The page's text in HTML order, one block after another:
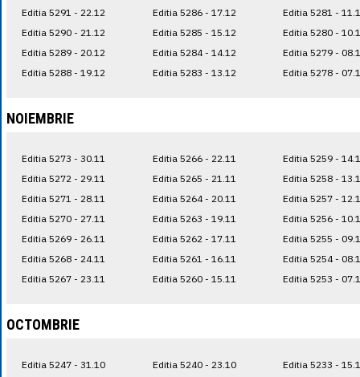
1 NOK= 0.4191
1 RSD= 0.0425
1 RUB= 0.0530
Editia 5291 - 22.12
Editia 5290 - 21.12
Editia 5289 - 20.12
Editia 5288 - 19.12
Editia 5286 - 17.12
Editia 5285 - 15.12
Editia 5284 - 14.12
Editia 5283 - 13.12
Editia 5281 -
Editia 5280 -
Editia 5279 -
Editia 5278 -
NOIEMBRIE
Editia 5273 - 30.11
Editia 5272 - 29.11
Editia 5271 - 28.11
Editia 5270 - 27.11
Editia 5269 - 26.11
Editia 5268 - 24.11
Editia 5267 - 23.11
Editia 5266 - 22.11
Editia 5265 - 21.11
Editia 5264 - 20.11
Editia 5263 - 19.11
Editia 5262 - 17.11
Editia 5261 - 16.11
Editia 5260 - 15.11
Editia 5259 -
Editia 5258 -
Editia 5257 -
Editia 5256 -
Editia 5255 -
Editia 5254 -
Editia 5253 -
OCTOMBRIE
Editia 5247 - 31.10
Editia 5240 - 23.10
Editia 5233 -